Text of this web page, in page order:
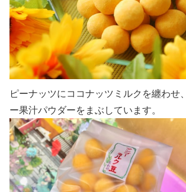
ピーナッツにココナッツミルクを纏わせ
ー果汁パウダーをまぶしています。